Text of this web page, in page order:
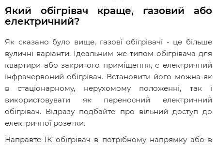
Який обігрівач краще, газовий або
електричний?
Як сказано було вище, газові обігрівачі - це більше
вуличні варіанти. Ідеальним же типом обігрівача для
квартири або закритого приміщення, є електричний
інфрачервоний обігрівач. Встановити його можна як
в стаціонарному, нерухомому положенні, так і
використовувати як переносний електричний
обігрівач. Відразу подбайте про вільний доступ до
електричної розетки.
Направте ІК обігрівач в потрібному напрямку або в